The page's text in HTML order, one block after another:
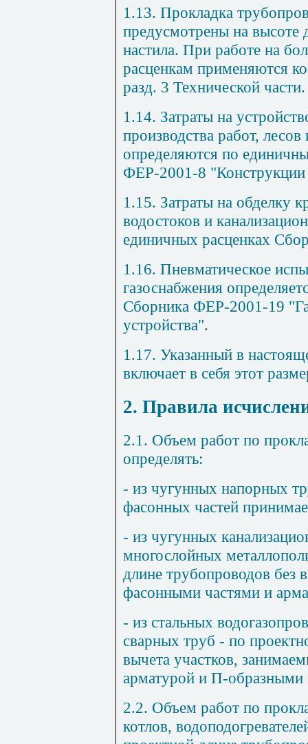
1.13. Прокладка
предусмотрены на
настила. При работе на
расценкам применяются
разд. 3 Технической части.
1.14. Затраты на
производства работ,
определяются по
ФЕР-2001-8 "Конструкции
1.15. Затраты на обделку
водостоков и
единичных расценках
1.16. Пневматическое
газоснабжения
Сборника ФЕР-2001-19
устройства".
1.17. Указанный в
включает в себя этот
2. Правила
2.1. Объем работ по
определять:
- из чугунных напорных
фасонных частей
- из чугунных
многослойных
длине трубопроводов без
фасонными частями и
- из стальных
сварных труб - по
вычета участков,
арматурой и П-образными
2.2. Объем работ по
котлов,